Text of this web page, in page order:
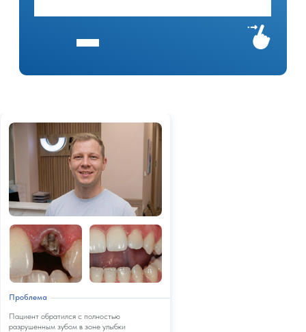
Пациент обратился с полностью
разрушенным зубом в зоне улыбки
Проблема